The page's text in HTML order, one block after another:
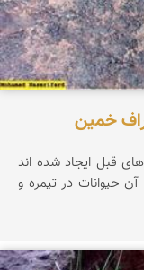
خمین
قبل ایجاد شده اند
حیوانات در تیمره و